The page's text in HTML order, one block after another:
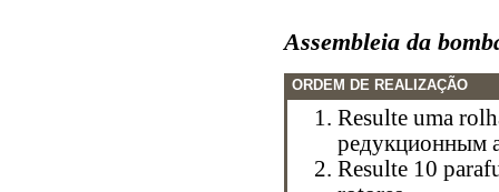
Assembleia da
ORDEM DE REALIZAÇÃO
Resulte uma
редукционным
Resulte 10